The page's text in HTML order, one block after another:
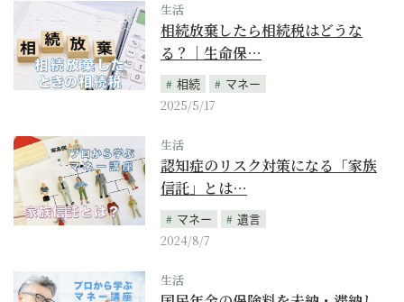
生活
相続放棄したら相続税はどうな
る？｜生命保…
相続
マネー
2025/5/17
生活
認知症のリスク対策になる「家族
信託」とは…
マネー
遺言
2024/8/7
生活